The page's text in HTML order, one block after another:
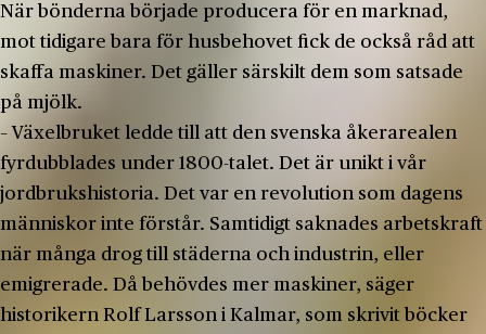
När bönderna började producera för en marknad,
mot tidigare bara för husbehovet fick de också råd att
skaffa maskiner. Det gäller särskilt dem som satsade
på mjölk.
– Växelbruket ledde till att den svenska åkerarealen
fyrdubblades under 1800-­talet. Det är unikt i vår
jordbrukshistoria. Det var en revolution som dagens
människor inte förstår. Samtidigt saknades arbetskraft
när många drog till städerna och industrin, eller
emigrerade. Då behövdes mer maskiner, säger
historikern Rolf Larsson i Kalmar, som skrivit böcker